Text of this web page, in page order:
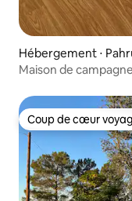
Hébergement ⋅
Maison de
Coup de cœur
Coup de cœur